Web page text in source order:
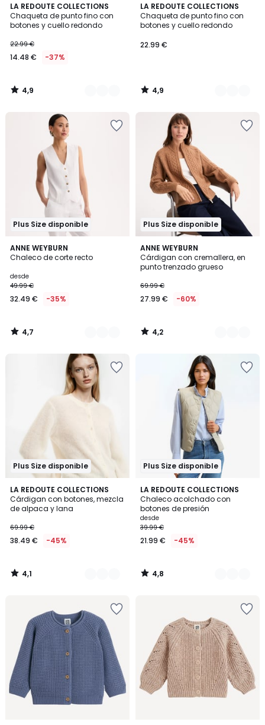
LA REDOUTE COLLECTIONS
Chaqueta de punto fino con
botones y cuello redondo
22.99 €
14.48 € -37%
4,9
/ 5
2
Colores
4,9
/
LA REDOUTE COLLECTIONS
Chaqueta de punto fino con
botones y cuello redondo
22.99 €
4,9
/ 5
3
Colores
4,9
/
Plus Size disponible
ANNE WEYBURN
Chaleco de corte recto
desde
49.99 €
32.49 € -35%
4,7
/ 5
2
Colores
4,7
/
Plus Size disponible
ANNE WEYBURN
Cárdigan con cremallera, en
punto trenzado grueso
69.99 €
27.99 € -60%
4,2
/ 5
2
Colores
4,2
/
Plus Size disponible
LA REDOUTE COLLECTIONS
Cárdigan con botones, mezcla
de alpaca y lana
69.99 €
38.49 € -45%
4,1
/ 5
2
Colores
4,1
/
Plus Size disponible
LA REDOUTE COLLECTIONS
Chaleco acolchado con
botones de presión
desde
39.99 €
21.99 € -45%
4,8
/ 5
3
Colores
4,8
/